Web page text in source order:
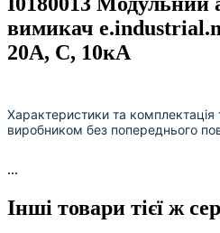
вимикач
20А, C, 10кА
Характеристики та
виробником без попереднього
...
Інші товари тієї ж